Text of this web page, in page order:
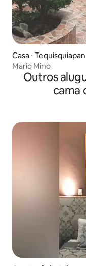
Casa ⋅ Tequisquiapan
Mario Mino
Outros
cama